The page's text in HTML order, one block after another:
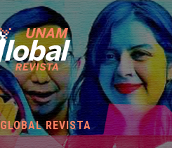
GLOBAL REVISTA